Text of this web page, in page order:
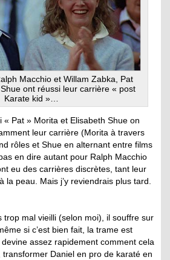
Macchio et Willam Zabka, Pat
ont réussi leur carrière « post
Karate kid »…
« Pat » Morita et Elisabeth Shue on
leur carrière (Morita à travers
rôles et Shue en alternant entre films
en dire autant pour Ralph Macchio
eu des carrières discrètes, tant leur
la peau. Mais j’y reviendrais plus tard.
trop mal vieilli (selon moi), il souffre sur
si c’est bien fait, la trame est
assez rapidement comment cela
Daniel en pro de karaté en